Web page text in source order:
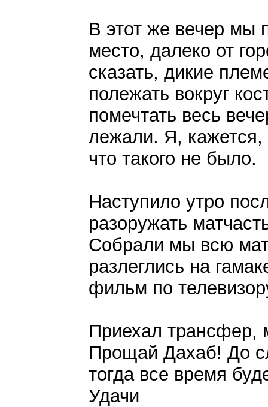
В этот же вечер мы
место, далеко от
сказать, дикие
полежать вокруг
помечтать весь
лежали. Я, кажется,
что такого не было.
Наступило утро
разоружать
Собрали мы всю
разлеглись на
фильм по
Приехал трансфер,
Прощай Дахаб! До
тогда все время
Удачи